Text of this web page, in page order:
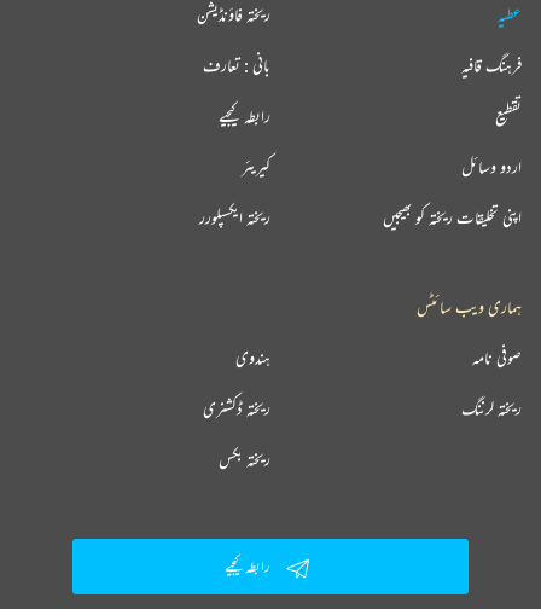
عطیہ
فرہنگ قافیہ
تقطیع
اردو وسائل
اپنی تخلیقات ریختہ کو بھیجیں
ریختہ فاؤنڈیشن
بانی : تعارف
رابطہ کیجیے
کیریئر
ریختہ ایکسپلورر
ہماری ویب سائٹس
ہندوی صوفی نامہ
ریختہ ڈکشنری ریختہ لرننگ
ریختہ بکس
رابطہ کیجیے